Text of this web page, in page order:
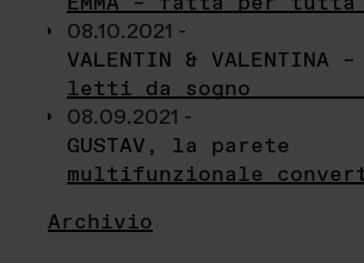
08.10.2021 -
VALENTIN & VALENTINA
letti da sogno
08.09.2021 -
GUSTAV, la parete
multifunzionale
Archivio